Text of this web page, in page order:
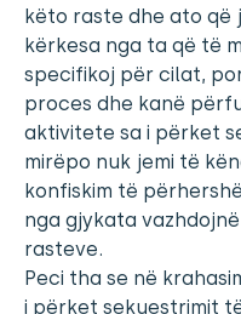
këto raste dhe ato që
kërkesa nga ta që të
specifikoj për cilat,
proces dhe kanë
aktivitete sa i përket
mirëpo nuk jemi të
konfiskim të
nga gjykata
rasteve.
Peci tha se në
i përket sekuestrimit